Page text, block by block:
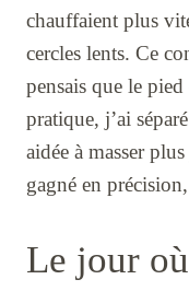
chauffaient plus
cercles lents. Ce
pensais que le
pratique, j’ai séparé
aidée à masser
gagné en
Le jour